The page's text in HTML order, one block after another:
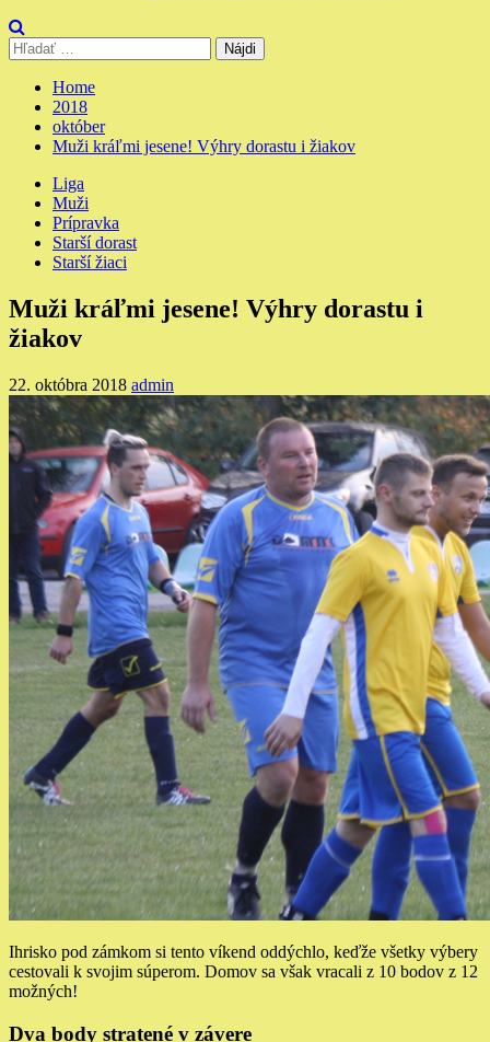
Hľadať:
Home
2018
október
Muži kráľmi jesene! Výhry dorastu i žiakov
Liga
Muži
Prípravka
Starší dorast
Starší žiaci
Muži kráľmi jesene! Výhry dorastu i
žiakov
22. októbra 2018 admin
Ihrisko pod zámkom si tento víkend oddýchlo, keďže všetky výbery
cestovali k svojim súperom. Domov sa však vracali z 10 bodov z 12
možných!
Dva body stratené v závere